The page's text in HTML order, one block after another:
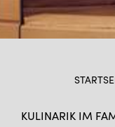
LAGE & ANREISE
KULINARIK IM